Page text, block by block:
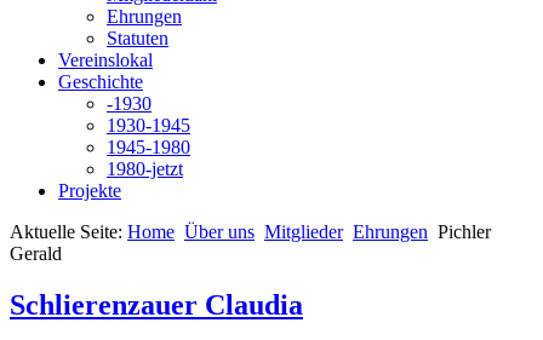
Ehrungen
Statuten
Vereinslokal
Geschichte
-1930
1930-1945
1945-1980
1980-jetzt
Projekte
Aktuelle Seite: Home Über uns Mitglieder Ehrungen Pichler
Gerald
Schlierenzauer Claudia